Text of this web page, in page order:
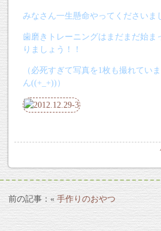
みなさん一生懸命やってくださいま
歯磨きトレーニングはまだまだ始ま
りましょう！！
（必死すぎて写真を1枚も撮れてい
ん((+_+))）
« 手作りのおやつ